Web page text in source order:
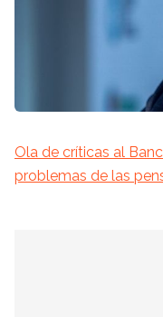
Ola de críticas al
problemas de las